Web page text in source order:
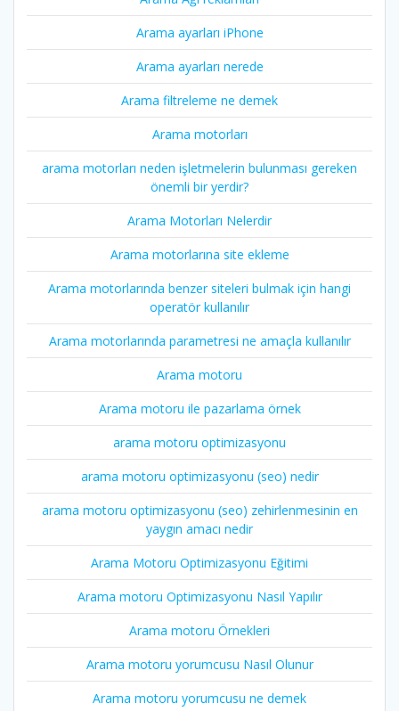
Arama ayarları iPhone
Arama ayarları nerede
Arama filtreleme ne demek
Arama motorları
arama motorları neden işletmelerin bulunması gereken
önemli bir yerdir?
Arama Motorları Nelerdir
Arama motorlarına site ekleme
Arama motorlarında benzer siteleri bulmak için hangi
operatör kullanılır
Arama motorlarında parametresi ne amaçla kullanılır
Arama motoru
Arama motoru ile pazarlama örnek
arama motoru optimizasyonu
arama motoru optimizasyonu (seo) nedir
arama motoru optimizasyonu (seo) zehirlenmesinin en
yaygın amacı nedir
Arama Motoru Optimizasyonu Eğitimi
Arama motoru Optimizasyonu Nasıl Yapılır
Arama motoru Örnekleri
Arama motoru yorumcusu Nasıl Olunur
Arama motoru yorumcusu ne demek